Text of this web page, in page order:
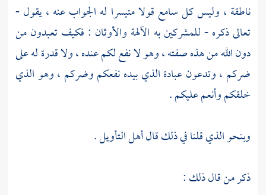
ناطقة ، وليس كل سامع قولا متيسرا له الجواب عنه ، يقول -
تعالى ذكره - للمشركين به الآلهة والأوثان : فكيف تعبدون من
دون الله من هذه صفته ، وهو لا نفع لكم عنده ، ولا قدرة له على
ضركم ، وتدعون عبادة الذي بيده نفعكم وضركم ، وهو الذي
خلقكم وأنعم عليكم .
وبنحو الذي قلنا في ذلك قال أهل التأويل .
ذكر من قال ذلك :